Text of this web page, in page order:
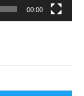
00:00